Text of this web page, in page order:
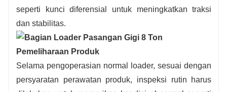
seperti kunci diferensial untuk meningkatkan traksi
dan stabilitas.
Pemeliharaan Produk
Selama pengoperasian normal loader, sesuai dengan
persyaratan perawatan produk, inspeksi rutin harus